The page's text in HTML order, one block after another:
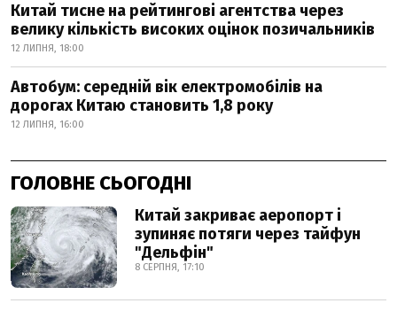
Китай тисне на рейтингові агентства через
велику кількість високих оцінок позичальників
12 ЛИПНЯ, 18:00
Автобум: середній вік електромобілів на
дорогах Китаю становить 1,8 року
12 ЛИПНЯ, 16:00
ГОЛОВНЕ СЬОГОДНІ
Китай закриває аеропорт і
зупиняє потяги через тайфун
"Дельфін"
8 СЕРПНЯ, 17:10